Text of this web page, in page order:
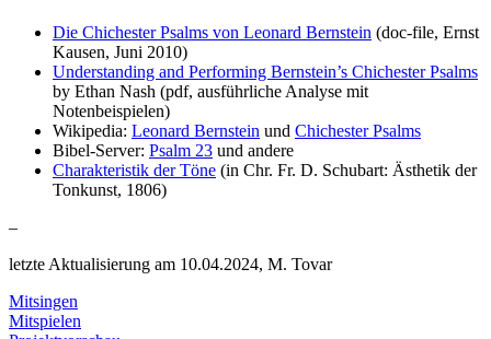
Die Chichester Psalms von Leonard Bernstein (doc-file, Ernst
Kausen, Juni 2010)
Understanding and Performing Bernstein’s Chichester Psalms
by Ethan Nash (pdf, ausführliche Analyse mit
Notenbeispielen)
Wikipedia: Leonard Bernstein und Chichester Psalms
Bibel-Server: Psalm 23 und andere
Charakteristik der Töne (in Chr. Fr. D. Schubart: Ästhetik der
Tonkunst, 1806)
–
letzte Aktualisierung am 10.04.2024, M. Tovar
Mitsingen
Mitspielen